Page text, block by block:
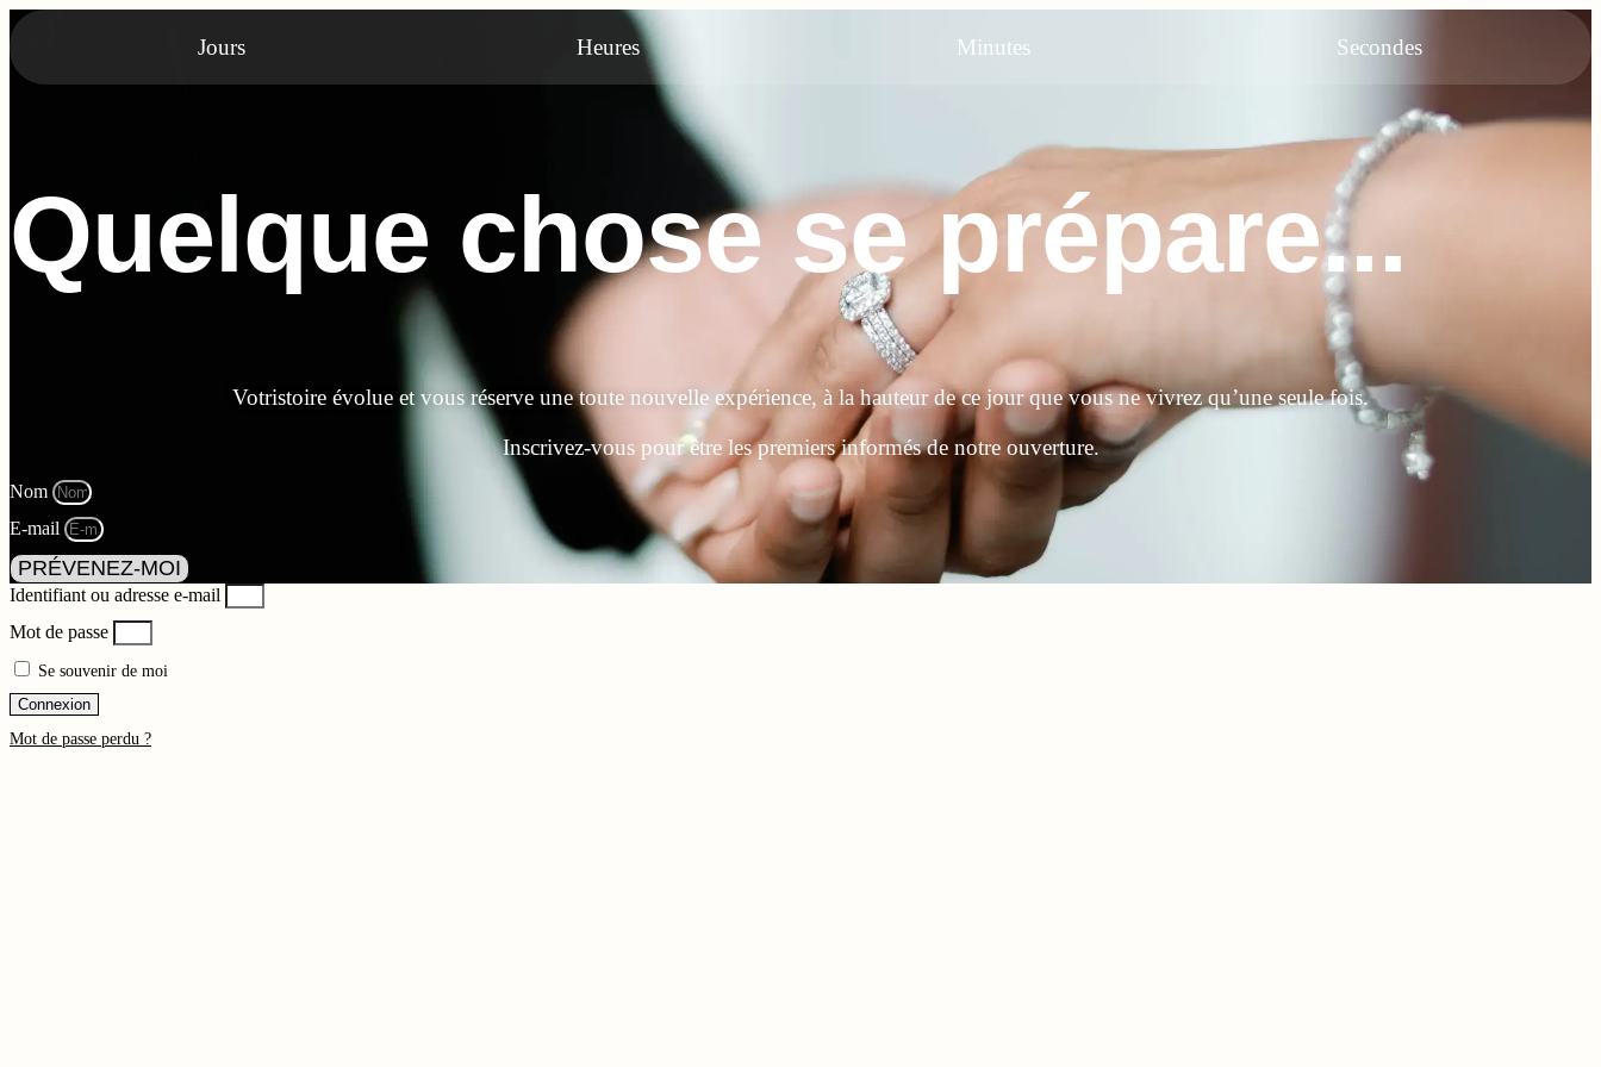
Jours Heures Minutes Secondes
Quelque chose se prépare...
Votristoire évolue et vous réserve une toute nouvelle expérience, à la hauteur de ce jour que vous ne vivrez qu’une seule fois.
Inscrivez-vous pour être les premiers informés de notre ouverture.
Nom
E-mail
PRÉVENEZ-MOI
Identifiant ou adresse e-mail
Mot de passe
Se souvenir de moi
Connexion
Mot de passe perdu ?